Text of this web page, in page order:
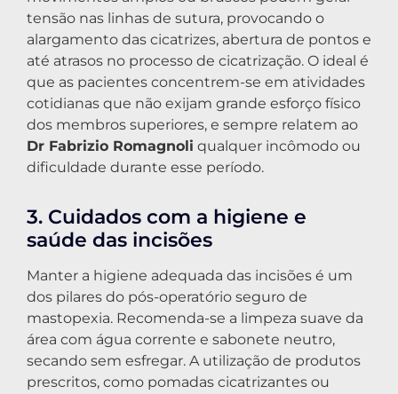
tensão nas linhas de sutura, provocando o
alargamento das cicatrizes, abertura de pontos e
até atrasos no processo de cicatrização. O ideal é
que as pacientes concentrem-se em atividades
cotidianas que não exijam grande esforço físico
dos membros superiores, e sempre relatem ao
Dr Fabrizio Romagnoli qualquer incômodo ou
dificuldade durante esse período.
3. Cuidados com a higiene e
saúde das incisões
Manter a higiene adequada das incisões é um
dos pilares do pós-operatório seguro de
mastopexia. Recomenda-se a limpeza suave da
área com água corrente e sabonete neutro,
secando sem esfregar. A utilização de produtos
prescritos, como pomadas cicatrizantes ou